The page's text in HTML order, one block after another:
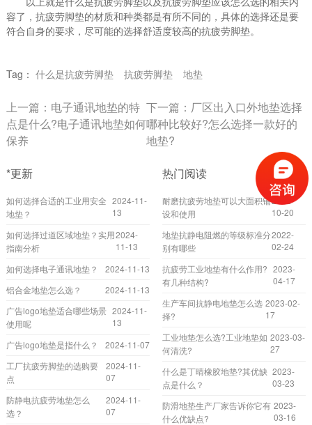
容了，抗疲劳脚垫的材质和种类都是有所不同的，具体的选择还是要
符合自身的要求，尽可能的选择舒适度较高的抗疲劳脚垫。
Tag： 什么是抗疲劳脚垫 抗疲劳脚垫 地垫
上一篇： 电子通讯地垫的特
点是什么?电子通讯地垫如何
保养
下一篇： 厂区出入口外地垫选择
哪种比较好?怎么选择一款好的
地垫?
*更新
如何选择合适的工业用安全
地垫？
2024-11-
13
如何选择过道区域地垫？实用
指南分析
2024-
11-13
如何选择电子通讯地垫？
2024-11-13
铝合金地垫怎么选？
2024-11-13
广告logo地垫适合哪些场景
使用呢
2024-11-
13
广告logo地垫是指什么？
2024-11-07
工厂抗疲劳脚垫的选购要
点
2024-11-
07
防静电抗疲劳地垫怎么
选？
2024-11-
07
热门阅读
耐磨抗疲劳地垫可以大面积铺
设和使用
2022-
10-20
地垫抗静电阻燃的等级标准分
别有哪些
2022-
02-24
抗疲劳工业地垫有什么作用?
有几种结构?
2023-
04-17
生产车间抗静电地垫怎么选
择?
2023-02-
17
工业地垫怎么选?工业地垫如
何清洗?
2023-03-
27
什么是丁晴橡胶地垫?其优缺
点是什么？
2023-
03-23
防滑地垫生产厂家告诉你它有
什么优缺点?
2023-
03-16